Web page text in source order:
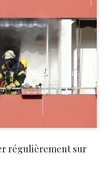
régulièrement sur